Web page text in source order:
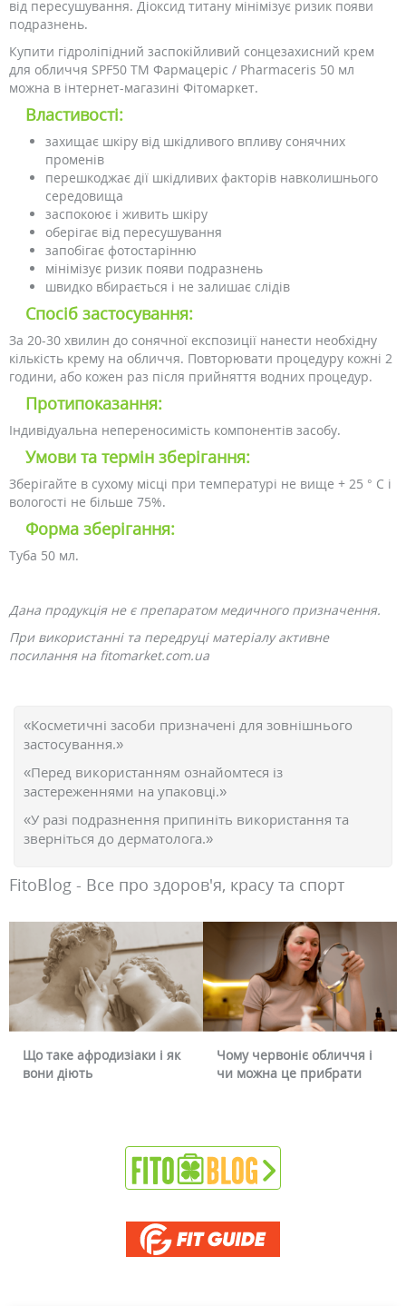
від пересушування. Діоксид титану мінімізує ризик появи
подразнень.
Купити гідроліпідний заспокійливий сонцезахисний крем
для обличчя SPF50 ТМ Фармацеріс / Pharmaceris 50 мл
можна в інтернет-магазині Фітомаркет.
Властивості:
захищає шкіру від шкідливого впливу сонячних
променів
перешкоджає дії шкідливих факторів навколишнього
середовища
заспокоює і живить шкіру
оберігає від пересушування
запобігає фотостарінню
мінімізує ризик появи подразнень
швидко вбирається і не залишає слідів
Спосіб застосування:
За 20-30 хвилин до сонячної експозиції нанести необхідну
кількість крему на обличчя. Повторювати процедуру кожні 2
години, або кожен раз після прийняття водних процедур.
Протипоказання:
Індивідуальна непереносимість компонентів засобу.
Умови та термін зберігання:
Зберігайте в сухому місці при температурі не вище + 25 ° С і
вологості не більше 75%.
Форма зберігання:
Туба 50 мл.
Дана продукція не є препаратом медичного призначення.
При використанні та передруці матеріалу активне
посилання на fitomarket.com.ua
«Косметичні засоби призначені для зовнішнього
застосування.»
«Перед використанням ознайомтеся із
застереженнями на упаковці.»
«У разі подразнення припиніть використання та
зверніться до дерматолога.»
FitoBlog - Все про здоров'я, красу та спорт
Що таке афродизіаки і як
вони діють
Чому червоніє обличчя і
чи можна це прибрати